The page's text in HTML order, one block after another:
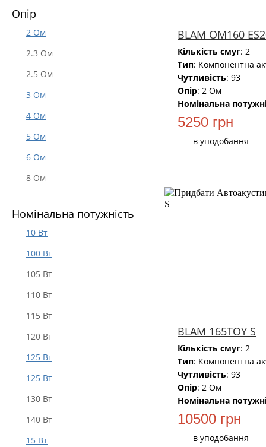
Опір
2 Ом
2.3 Ом
2.5 Ом
3 Ом
4 Oм
5 Ом
6 Ом
8 Ом
Номінальна потужність
10 Вт
100 Вт
105 Вт
110 Вт
115 Вт
120 Вт
125 Вт
125 Вт
130 Вт
140 Вт
15 Вт
BLAM OM160
Кількість смуг: 2
Тип: Компонентна
Чутливість: 93
Опір: 2 Ом
Номінальна
5250 грн
в уподобання
BLAM 165TOY S
Кількість смуг: 2
Тип: Компонентна
Чутливість: 93
Опір: 2 Ом
Номінальна
10500 грн
в уподобання